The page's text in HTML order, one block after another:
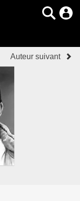
Auteur suivant